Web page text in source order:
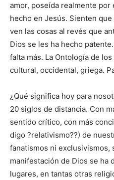
amor, poseída realmente
hecho en Jesús. Sienten
ven las cosas al revés que
Dios se les ha hecho
falta más. La Ontología de
cultural, occidental, griega.
¿Qué significa hoy para
20 siglos de distancia. Con
sentido crítico, con más
digo ?relativismo??) de
fanatismos ni exclusivismos,
manifestación de Dios se ha
lugares, en tantas otras